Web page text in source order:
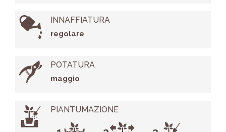
INNAFFIATURA
regolare
POTATURA
maggio
PIANTUMAZIONE